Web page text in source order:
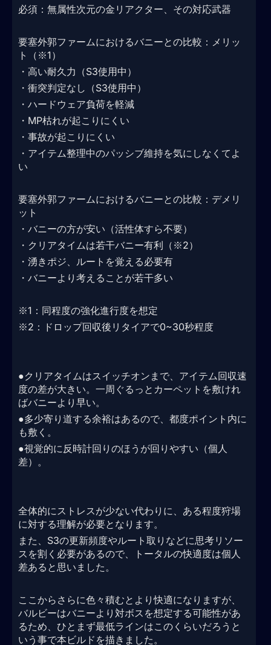
必須：無属性次元の金リアクター、その対応武器
要塞外郭ファームにおけるバニーとの比較：メリッ
ト（※1）
・高い耐久力（S3使用中）
・衝突判定なし（S3使用中）
・ハードウェア負荷を軽減
・MP枯れが起こりにくい
・事故が起こりにくい
・アイテム整理中のパッシブ維持を気にしなくてよ
い
要塞外郭ファームにおけるバニーとの比較：デメリ
ット
・バニーの方が安い（活性体すら不要）
・クリアタイムは若干バニー有利（※2）
・湧きポジ、ルートを覚える必要有
・バニーより考えることが若干多い
※1：同程度の強化進行度を想定
※2：ドロップ回収後リタイアで0~30秒程度
●クリアタイムはスイッチオンまで、アイテム回収速
度の差が大きい。一周ぐるっとカーペットを敷けれ
ばバニーより早い。
●多少寄り道する余裕はあるので、都度ポイント内に
も敷く。
●視覚的に反時計回りのほうが回りやすい（個人
差）。
全体的にストレスが少ない代わりに、ある程度狩場
に対する理解が必要となります。
また、S3の更新頻度やルート取りなどに思考リソー
スを割く必要があるので、トータルの快適度は個人
差あると思いました。
ここからさらに色々積むとより快適になりますが、
バルビーはバニーより対ボスを想定する可能性があ
るため、ひとまず最低ラインはこのくらいだろうと
いう事で本ビルドを描きました。